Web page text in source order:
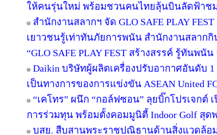
ให้คนรุ่นใหม่ พร้อมชวนคนไทยลุ้นบินลัดฟ้าชม
สำนักงานสลากฯ จัด GLO SAFE PLAY
เยาวชนรู้เท่าทันภัยการพนัน สำนักงานสลาก
“GLO SAFE PLAY FEST สร้างสรรค์ รู้ทันพนั
Daikin บริษัทผู้ผลิตเครื่องปรับอากาศอันดับ
เป็นทางการของการแข่งขัน ASEAN United
“เคโทร” ผนึก “กอล์ฟซอน” ลุยบิ๊กโปรเจกต์
การร่วมทุน พร้อมตั้งคอมมูนิตี้ Indoor Golf สุด
บสย. สืบสานพระราชปณิธานด้านสิ่งแวดล้อ